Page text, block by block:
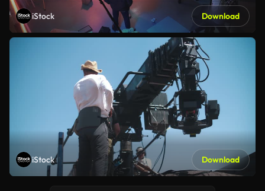
iStock Download
iStock Download